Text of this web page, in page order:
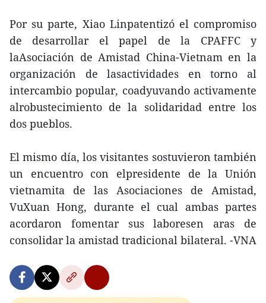
Por su parte, Xiao Linpatentizó el compromiso
de desarrollar el papel de la CPAFFC y
laAsociación de Amistad China-Vietnam en la
organización de lasactividades en torno al
intercambio popular, coadyuvando activamente
alrobustecimiento de la solidaridad entre los
dos pueblos.
El mismo día, los visitantes sostuvieron también
un encuentro con elpresidente de la Unión
vietnamita de las Asociaciones de Amistad,
VuXuan Hong, durante el cual ambas partes
acordaron fomentar sus laboresen aras de
consolidar la amistad tradicional bilateral. -VNA